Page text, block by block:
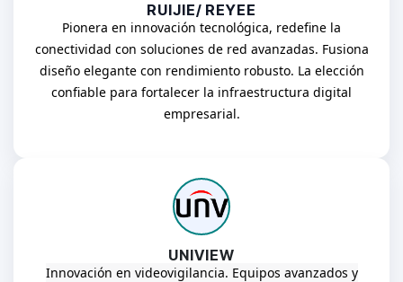
RUIJIE/ REYEE
Pionera en innovación tecnológica, redefine la
conectividad con soluciones de red avanzadas. Fusiona
diseño elegante con rendimiento robusto. La elección
confiable para fortalecer la infraestructura digital
empresarial.
UNIVIEW
Innovación en videovigilancia. Equipos avanzados y